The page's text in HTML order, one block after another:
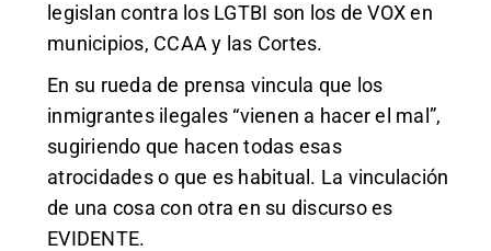
legislan contra los LGTBI son los de VOX en
municipios, CCAA y las Cortes.
En su rueda de prensa vincula que los
inmigrantes ilegales “vienen a hacer el mal”,
sugiriendo que hacen todas esas
atrocidades o que es habitual. La vinculación
de una cosa con otra en su discurso es
EVIDENTE.